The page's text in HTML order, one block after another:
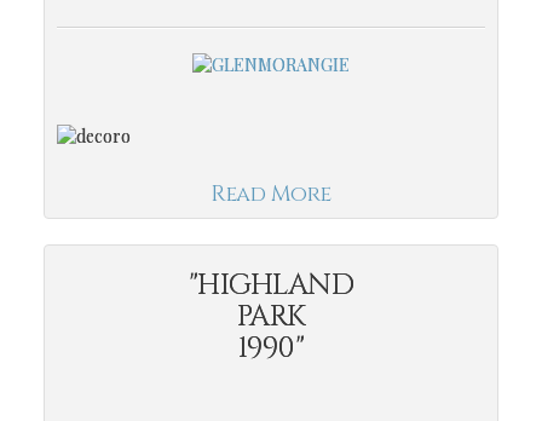
Read More
"HIGHLAND
PARK
1990"